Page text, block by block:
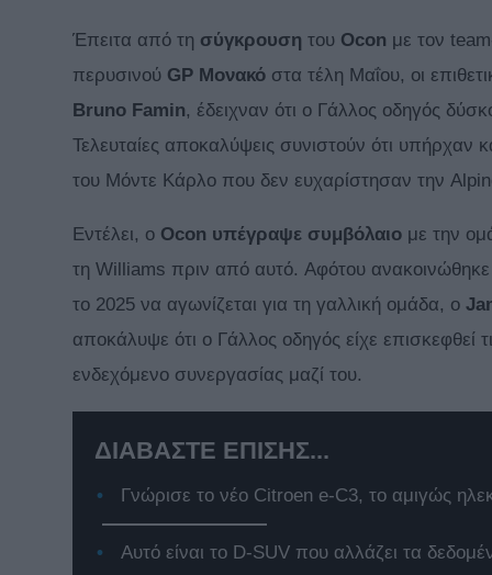
Έπειτα από τη σύγκρουση του Ocon με τον
περυσινού GP Μονακό στα τέλη Μαΐου, οι
Bruno Famin, έδειχναν ότι ο Γάλλος οδηγός
Τελευταίες αποκαλύψεις συνιστούν ότι υπήρχαν
του Μόντε Κάρλο που δεν ευχαρίστησαν την
Εντέλει, ο Ocon υπέγραψε συμβόλαιο με την
τη Williams πριν από αυτό. Αφότου ανακοινώθηκε
το 2025 να αγωνίζεται για τη γαλλική ομάδα, o
αποκάλυψε ότι ο Γάλλος οδηγός είχε επισκεφθεί
ενδεχόμενο συνεργασίας μαζί του.
ΔΙΑΒΑΣΤΕ ΕΠΙΣΗΣ...
Γνώρισε το νέο Citroen e-C3, το αμιγώς
Αυτό είναι το D-SUV που αλλάζει τα